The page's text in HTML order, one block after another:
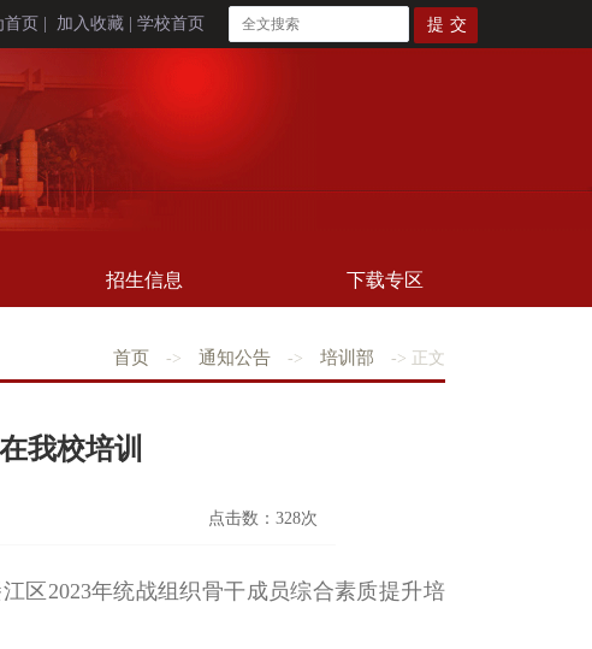
页 加入收藏 学校首页
招生信息 下载专区
首页 -> 通知公告 -> 培训部 -> 正文
我校培训
点击数： 328次
区2023年统战组织骨干成员综合素质提升培